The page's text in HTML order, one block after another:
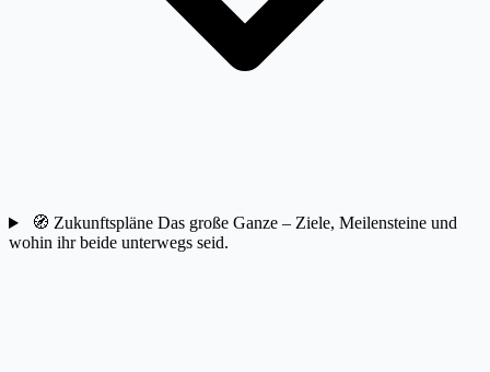
🧭 Zukunftspläne Das große Ganze – Ziele, Meilensteine und
wohin ihr beide unterwegs seid.